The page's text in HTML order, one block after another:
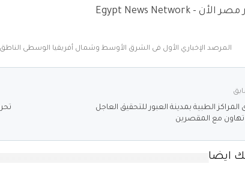
شبكة أخبار مصر الأن - Egypt News Network
المرصد الإخباري الأول فى الشرق الأوسط وشمال أفريقيا الوسطى الناطق
المراكز الطبية بمدينة العبور للتحقيق العاجل
تهاون مع المقصرين
ايضا